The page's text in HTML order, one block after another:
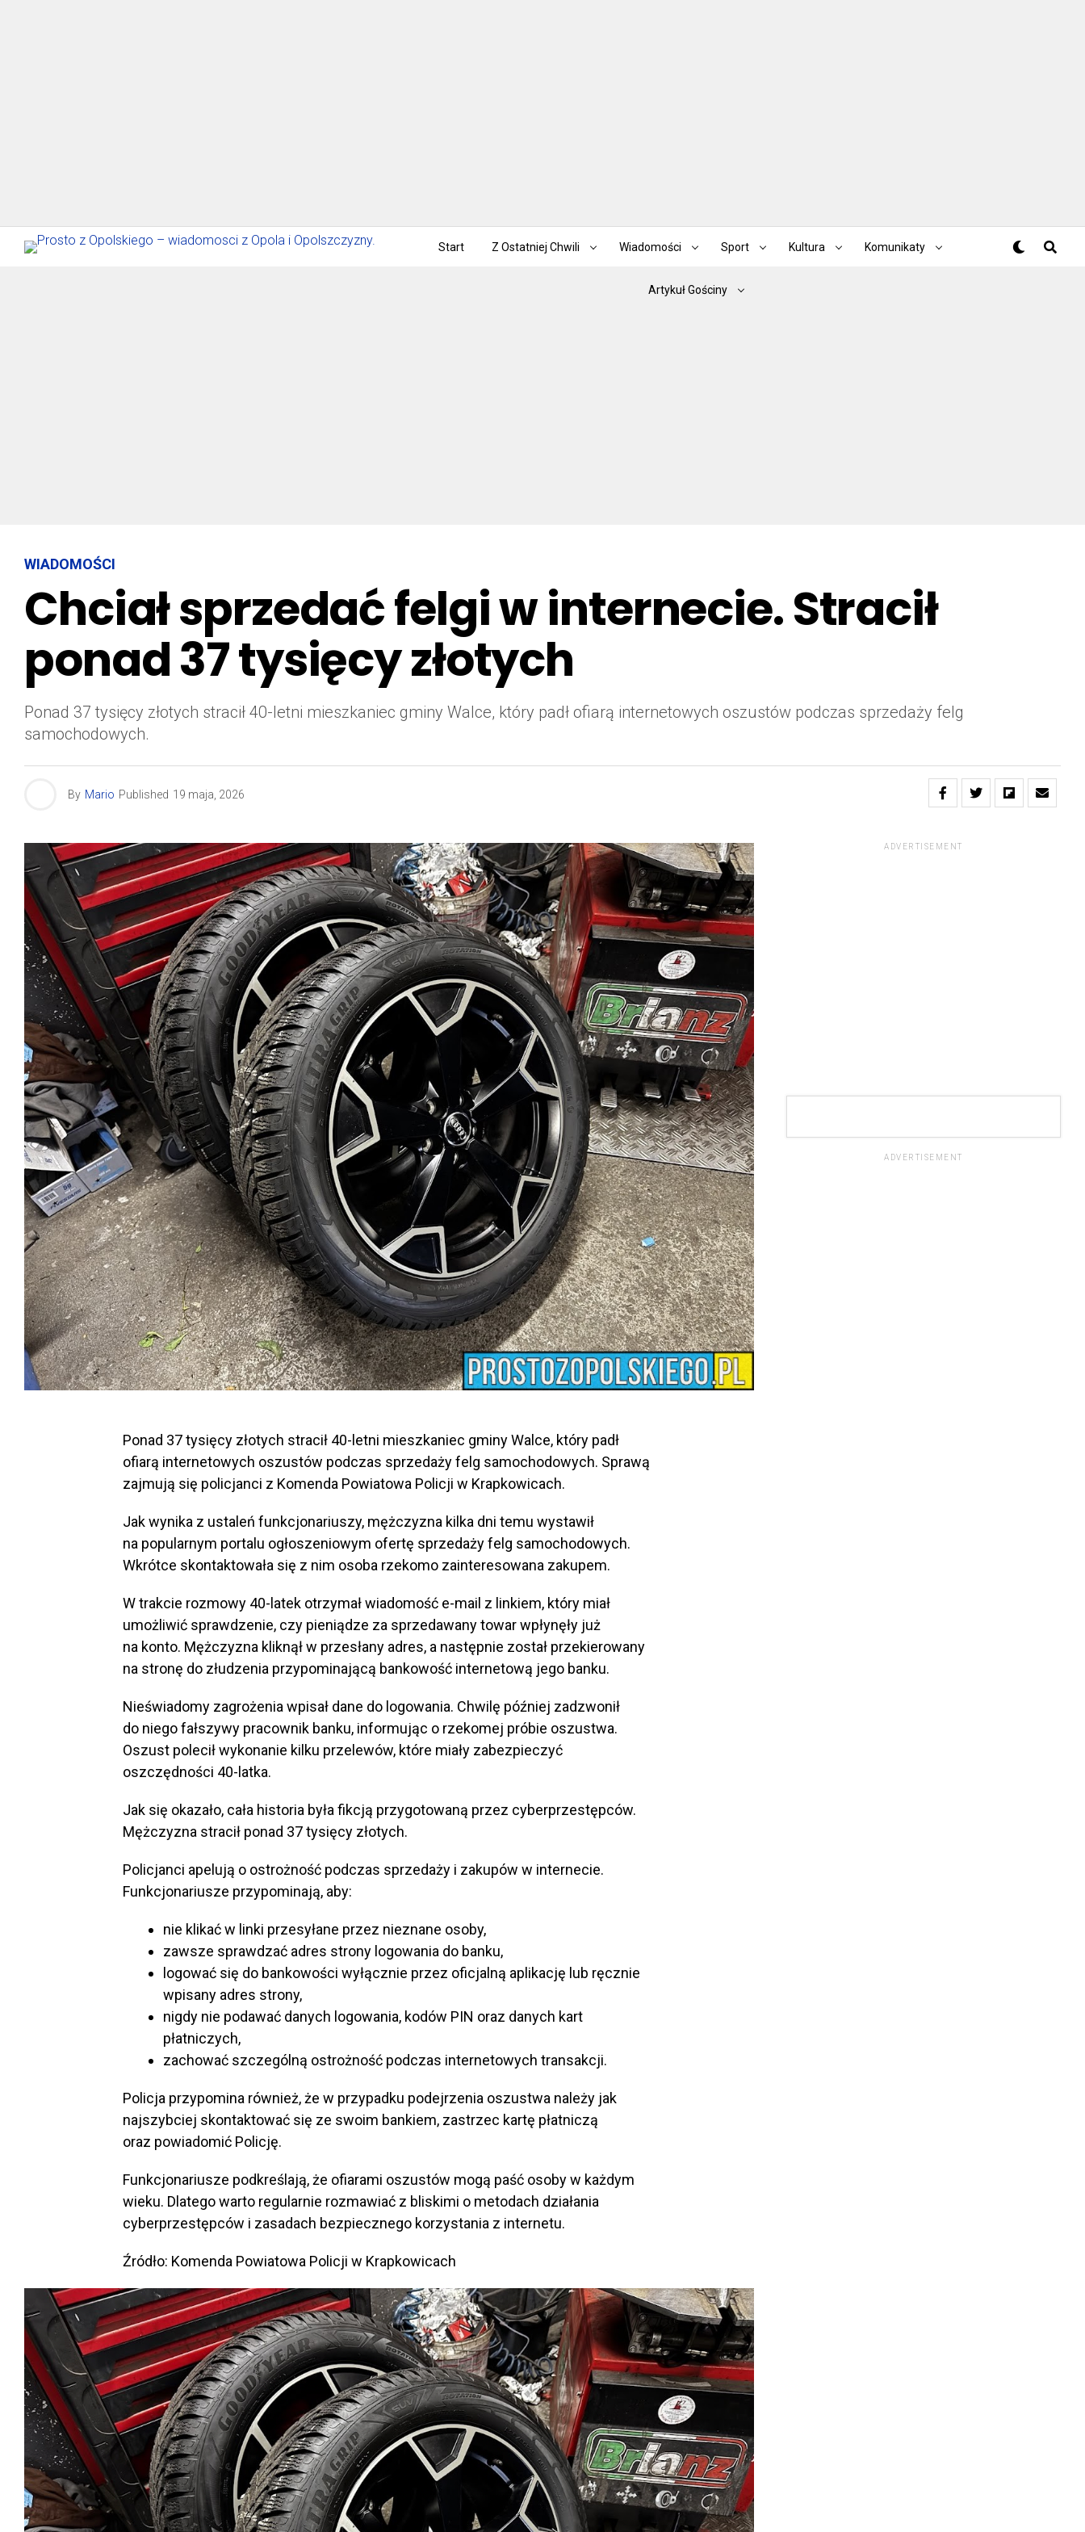
Start Z Ostatniej Chwili Wiadomości Sport Kultura Komunikaty
Artykuł Gościny
WIADOMOŚCI
Chciał sprzedać felgi w internecie. Stracił
ponad 37 tysięcy złotych
Ponad 37 tysięcy złotych stracił 40-letni mieszkaniec gminy Walce, który padł ofiarą internetowych oszustów podczas sprzedaży felg
samochodowych.
By Mario Published 19 maja, 2026
Ponad 37 tysięcy złotych stracił 40-letni mieszkaniec gminy Walce, który padł
ofiarą internetowych oszustów podczas sprzedaży felg samochodowych. Sprawą
zajmują się policjanci z Komenda Powiatowa Policji w Krapkowicach.
Jak wynika z ustaleń funkcjonariuszy, mężczyzna kilka dni temu wystawił
na popularnym portalu ogłoszeniowym ofertę sprzedaży felg samochodowych.
Wkrótce skontaktowała się z nim osoba rzekomo zainteresowana zakupem.
W trakcie rozmowy 40-latek otrzymał wiadomość e-mail z linkiem, który miał
umożliwić sprawdzenie, czy pieniądze za sprzedawany towar wpłynęły już
na konto. Mężczyzna kliknął w przesłany adres, a następnie został przekierowany
na stronę do złudzenia przypominającą bankowość internetową jego banku.
Nieświadomy zagrożenia wpisał dane do logowania. Chwilę później zadzwonił
do niego fałszywy pracownik banku, informując o rzekomej próbie oszustwa.
Oszust polecił wykonanie kilku przelewów, które miały zabezpieczyć
oszczędności 40-latka.
Jak się okazało, cała historia była fikcją przygotowaną przez cyberprzestępców.
Mężczyzna stracił ponad 37 tysięcy złotych.
Policjanci apelują o ostrożność podczas sprzedaży i zakupów w internecie.
Funkcjonariusze przypominają, aby:
nie klikać w linki przesyłane przez nieznane osoby,
zawsze sprawdzać adres strony logowania do banku,
logować się do bankowości wyłącznie przez oficjalną aplikację lub ręcznie
wpisany adres strony,
nigdy nie podawać danych logowania, kodów PIN oraz danych kart
płatniczych,
zachować szczególną ostrożność podczas internetowych transakcji.
Policja przypomina również, że w przypadku podejrzenia oszustwa należy jak
najszybciej skontaktować się ze swoim bankiem, zastrzec kartę płatniczą
oraz powiadomić Policję.
Funkcjonariusze podkreślają, że ofiarami oszustów mogą paść osoby w każdym
wieku. Dlatego warto regularnie rozmawiać z bliskimi o metodach działania
cyberprzestępców i zasadach bezpiecznego korzystania z internetu.
Źródło: Komenda Powiatowa Policji w Krapkowicach
ADVERTISEMENT
ADVERTISEMENT